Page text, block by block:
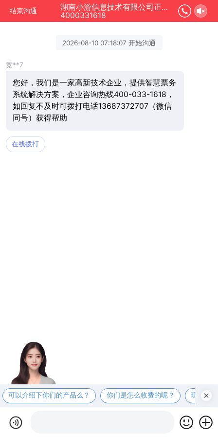
结束沟通
湖南小游信息技术有限公司正在为您服务
4000331618
2026-08-10 07:18:07 开始沟通
竞**7
您好，我们是一家高新技术企业，提供智慧票务
系统解决方案，企业咨询热线400-033-1618，
如回复不及时可拨打电话13687372707（微信
同号）获得帮助
在线拨打
可以介绍下你们的产品么？ 你们是怎么收费的呢？ 现在有